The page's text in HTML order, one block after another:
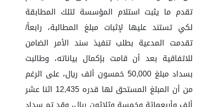
تقدم ما يثبت استلام المؤسسة لتلك المطابقة
لكي تستند عليها لإثبات مبلغ المطالبة، رابعاً/
تقدمت المدعية بطلب تنفيذ سند الأمر الضامن
للاتفاقية بعد أن قامت بإكمال بياناته، وطالبت
بسداد مبلغ 50,000 خمسون ألف ريال، على الرغم
من أن المبلغ المستحق لها قدره 12,435 اثنا عشر